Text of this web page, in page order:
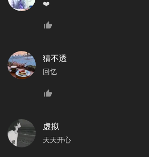
❤️
猜不透
回忆
虚拟
天天开心